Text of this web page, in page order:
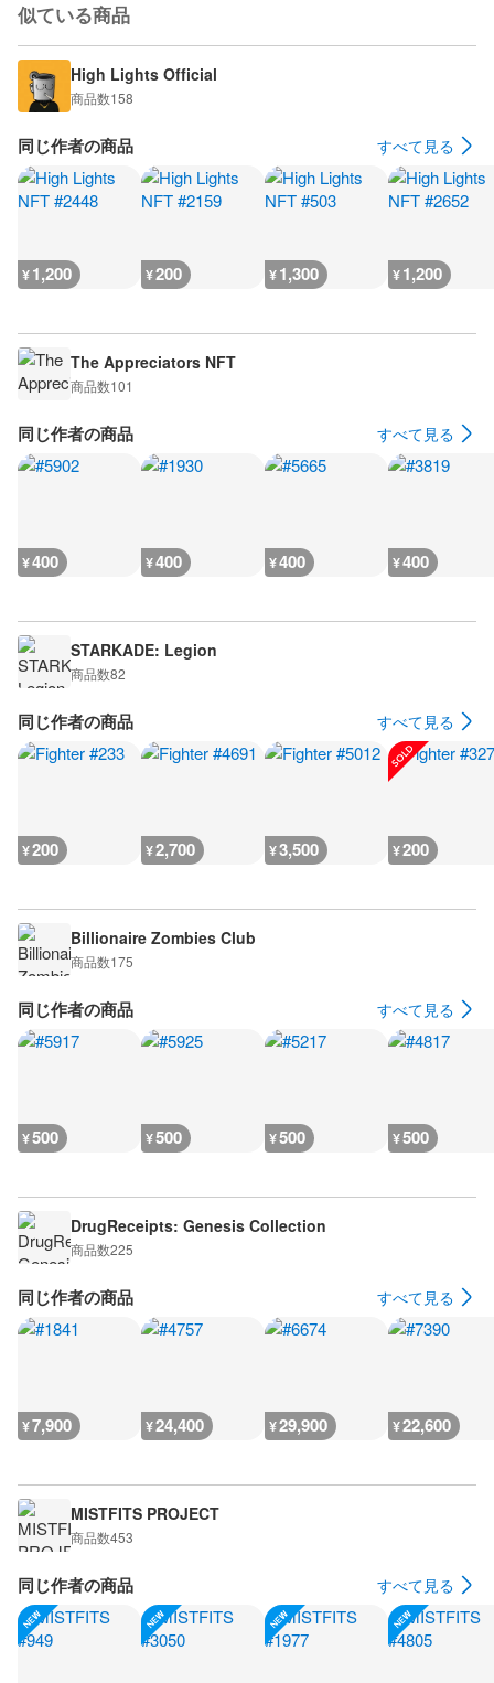
似ている商品
High Lights Official
商品数158
同じ作者の商品 すべて見る
¥1,200 ¥200 ¥1,300 ¥1,200
The Appreciators NFT
商品数101
同じ作者の商品 すべて見る
¥400 ¥400 ¥400 ¥400
STARKADE: Legion
商品数82
同じ作者の商品 すべて見る
¥200 ¥2,700 ¥3,500 ¥200
Billionaire Zombies Club
商品数175
同じ作者の商品 すべて見る
¥500 ¥500 ¥500 ¥500
DrugReceipts: Genesis Collection
商品数225
同じ作者の商品 すべて見る
¥7,900 ¥24,400 ¥29,900 ¥22,600
MISTFITS PROJECT
商品数453
同じ作者の商品 すべて見る